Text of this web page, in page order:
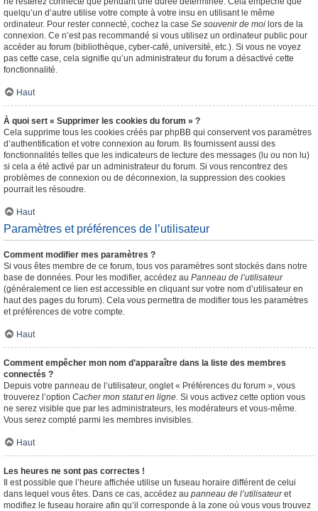
quelqu’un d’autre utilise votre compte à votre insu en utilisant le même
ordinateur. Pour rester connecté, cochez la case Se souvenir de moi lors de la
connexion. Ce n’est pas recommandé si vous utilisez un ordinateur public pour
accéder au forum (bibliothèque, cyber-café, université, etc.). Si vous ne voyez
pas cette case, cela signifie qu’un administrateur du forum a désactivé cette
fonctionnalité.
Haut
À quoi sert « Supprimer les cookies du forum » ?
Cela supprime tous les cookies créés par phpBB qui conservent vos paramètres
d’authentification et votre connexion au forum. Ils fournissent aussi des
fonctionnalités telles que les indicateurs de lecture des messages (lu ou non lu)
si cela a été activé par un administrateur du forum. Si vous rencontrez des
problèmes de connexion ou de déconnexion, la suppression des cookies
pourrait les résoudre.
Haut
Paramètres et préférences de l’utilisateur
Comment modifier mes paramètres ?
Si vous êtes membre de ce forum, tous vos paramètres sont stockés dans notre
base de données. Pour les modifier, accédez au Panneau de l’utilisateur
(généralement ce lien est accessible en cliquant sur votre nom d’utilisateur en
haut des pages du forum). Cela vous permettra de modifier tous les paramètres
et préférences de votre compte.
Haut
Comment empêcher mon nom d’apparaître dans la liste des membres
connectés ?
Depuis votre panneau de l’utilisateur, onglet « Préférences du forum », vous
trouverez l’option Cacher mon statut en ligne. Si vous activez cette option vous
ne serez visible que par les administrateurs, les modérateurs et vous-même.
Vous serez compté parmi les membres invisibles.
Haut
Les heures ne sont pas correctes !
Il est possible que l’heure affichée utilise un fuseau horaire différent de celui
dans lequel vous êtes. Dans ce cas, accédez au panneau de l’utilisateuret
modifiez le fuseau horaire afin qu’il corresponde à la zone où vous vous trouvez